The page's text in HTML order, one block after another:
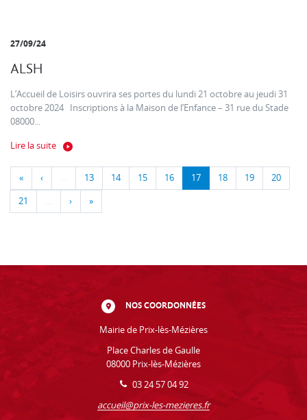
27/09/24
ALSH
L’Accueil de Loisirs ouvrira ses portes du lundi 21 octobre au jeudi 31
octobre 2024 Inscriptions à la Maison de l’Enfance – 31 rue du Stade
08000...
Lire la suite
« ‹ … 13 14 15 16 17 18 19 20
21 … › »
NOS COORDONNÉES
Mairie de Prix-lès-Mézières
Place Charles de Gaulle
08000 Prix-lès-Mézières
03 24 57 04 92
accueil@prix-les-mezieres.fr